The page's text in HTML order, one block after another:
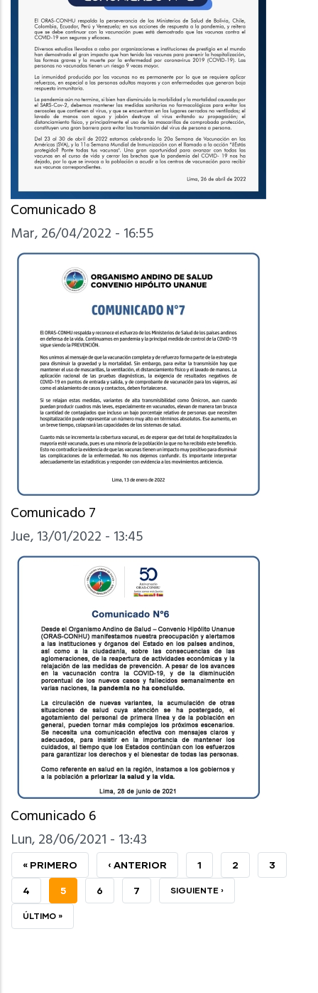
Comunicado 8
Mar, 26/04/2022 - 16:55
Comunicado 7
Jue, 13/01/2022 - 13:45
Comunicado 6
Lun, 28/06/2021 - 13:43
PRIMERA
PÁGINA
« PRIMERO
PÁGINA
ANTERIOR
‹ ANTERIOR PAGE
1 PAGE
2 PAGE
3
PAGE
4
PÁGINA
ACTUAL
5 PAGE
6 PAGE
7 SIGUIENTE
SIGUIENTE ›
ÚLTIMA
ÚLTIMO »